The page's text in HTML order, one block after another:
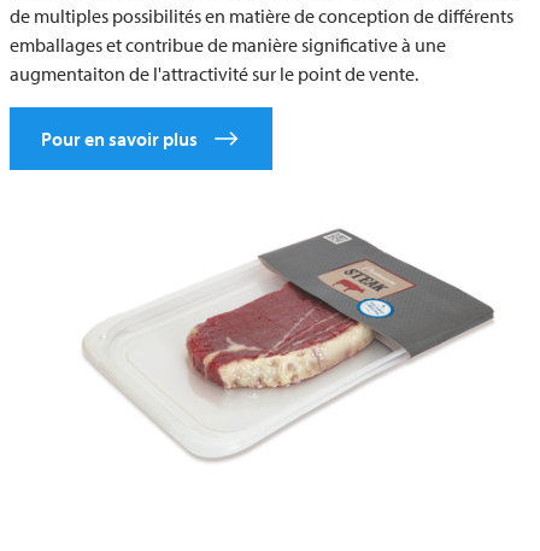
de multiples possibilités en matière de conception de différents
emballages et contribue de manière significative à une
augmentaiton de l'attractivité sur le point de vente.
Pour en savoir plus